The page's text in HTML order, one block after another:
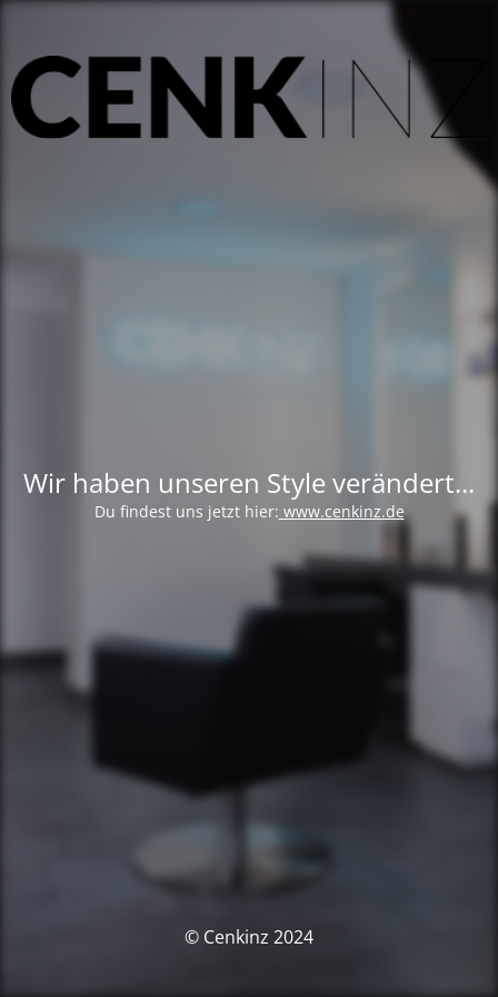
Wir haben unseren Style verändert...
Du findest uns jetzt hier: www.cenkinz.de
© Cenkinz 2024